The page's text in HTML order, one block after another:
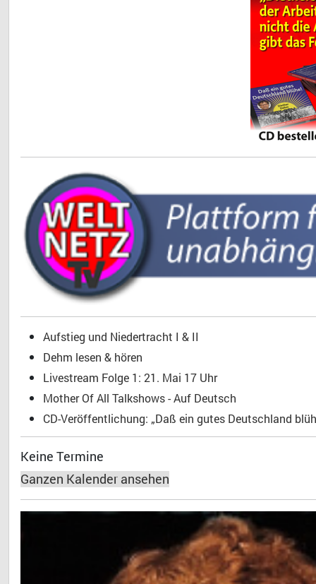
Aufstieg und Niedertracht I & II
Dehm lesen & hören
Livestream Folge 1: 21. Mai 17 Uhr
Mother Of All Talkshows - Auf Deutsch
CD-Veröffentlichung: „Daß ein gutes Deutschland
Keine Termine
Ganzen Kalender ansehen